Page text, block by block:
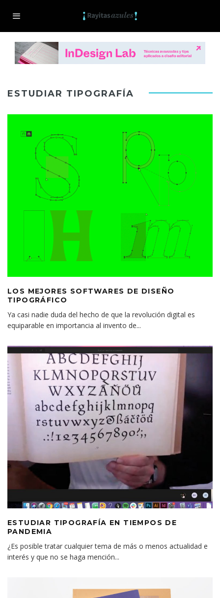
ESTUDIAR TIPOGRAFÍA
LOS MEJORES SOFTWARES DE DISEÑO
TIPOGRÁFICO
Ya casi nadie duda del hecho de que la revolución digital es
equiparable en importancia al invento de...
ESTUDIAR TIPOGRAFÍA EN TIEMPOS DE
PANDEMIA
¿Es posible tratar cualquier tema de más o menos actualidad e
interés y que no se haga mención...